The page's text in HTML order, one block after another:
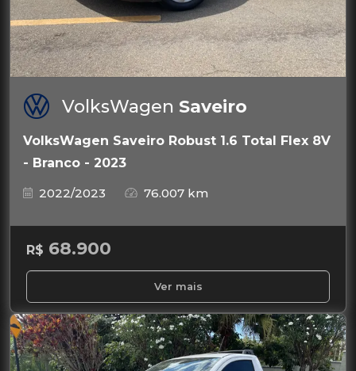
VolksWagen Saveiro
VolksWagen Saveiro Robust 1.6 Total Flex 8V
- Branco - 2023
2022/2023
76.007 km
R$ 68.900
Ver mais